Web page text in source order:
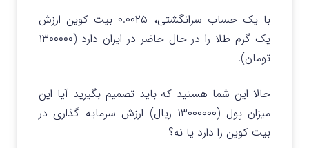
با یک حساب سرانگشتی، ۰.۰۰۲۵ بیت کوین ارزش
یک گرم طلا را در حال حاضر در ایران دارد (۱۳۰۰۰۰۰
تومان).
حالا این شما هستید که باید تصمیم بگیرید آیا این
میزان پول (۱۳۰۰۰۰۰۰ ریال) ارزش سرمایه گذاری در
بیت کوین را دارد یا نه؟